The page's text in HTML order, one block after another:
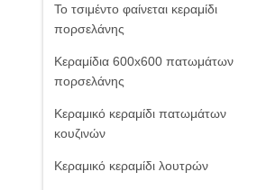
Το τσιμέντο φαίνεται κεραμίδι
πορσελάνης
Κεραμίδια 600x600 πατωμάτων
πορσελάνης
Κεραμικό κεραμίδι πατωμάτων
κουζινών
Κεραμικό κεραμίδι λουτρών